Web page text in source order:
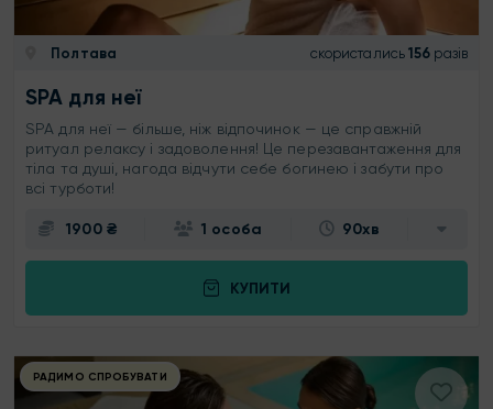
Полтава скористались 156 разів
SPA для неї
SPA для неї — більше, ніж відпочинок — це справжній
ритуал релаксу і задоволення! Це перезавантаження для
тіла та душі, нагода відчути себе богинею і забути про
всі турботи!
1900 ₴ 1 особа 90хв
КУПИТИ
РАДИМО СПРОБУВАТИ